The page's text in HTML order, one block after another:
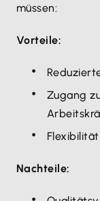
müssen:
Vorteile:
Zugang
Nachteile: